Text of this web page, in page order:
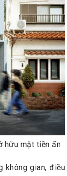
hữu mặt tiền ấn
không gian, điều